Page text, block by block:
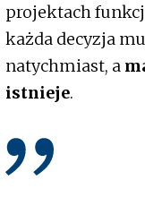
projektach
każda decyzja
natychmiast, a
istnieje.